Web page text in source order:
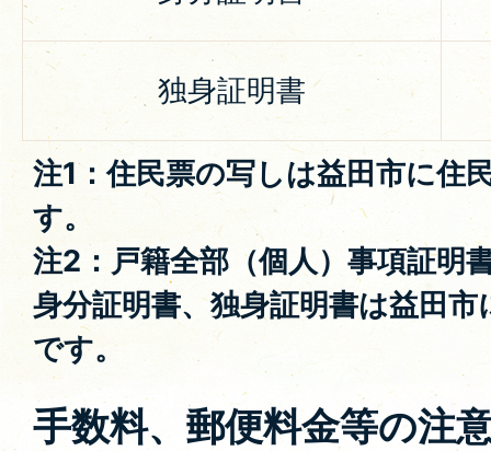
独身証明書
注1：住民票の写しは益田市に住
す。
注2：戸籍全部（個人）事項証明
身分証明書、独身証明書は益田
です。
手数料、郵便料金等の注